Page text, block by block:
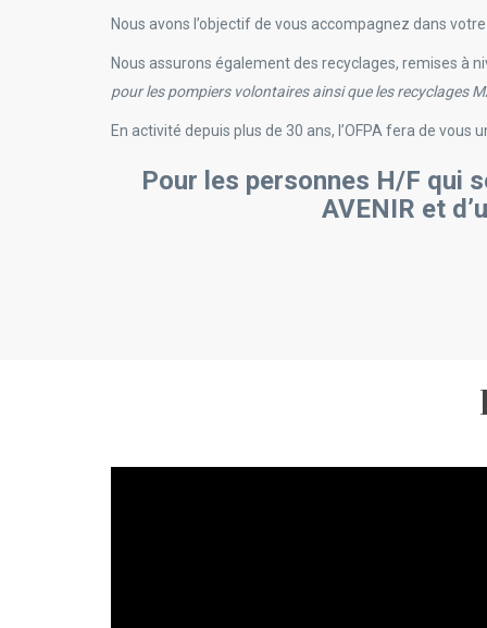
Nous avons l’objectif de vous accompagnez dans
Nous assurons également des recyclages, remises à
pour les pompiers volontaires ainsi que les recyclages
En activité depuis plus de 30 ans, l’OFPA fera de vous
Pour les personnes H/F qui
AVENIR et